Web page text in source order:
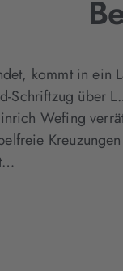
kommt in
über
Wefing